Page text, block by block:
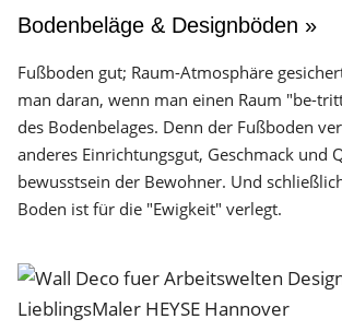
Bodenbeläge & Designböden »
Fußboden gut; Raum-Atmosphäre
man daran, wenn man einen Raum "be-
des Boden­belages. Denn der Fuß­boden
anderes Einrichtungs­gut, Geschmack und
bewusstsein der Bewohner. Und
Boden ist für die "Ewigkeit" verlegt.